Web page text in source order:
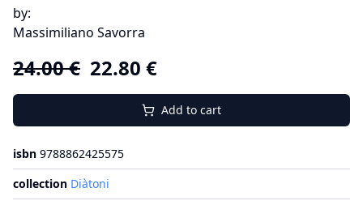
by:
Massimiliano Savorra
24.00€ 22.80 €
Add to cart
isbn 9788862425575
collection Diàtoni